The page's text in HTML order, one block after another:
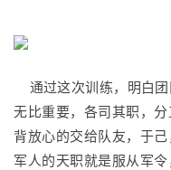
通过这次训练，明白
无比重要，各司其职，
背放心的交给队友，于
军人的天职就是服从军